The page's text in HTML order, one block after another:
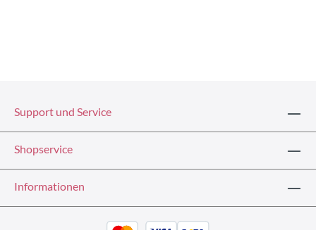
Support und Service
Shopservice
Informationen